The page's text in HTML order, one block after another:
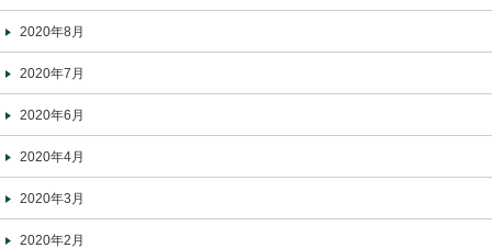
2020年8月
2020年7月
2020年6月
2020年4月
2020年3月
2020年2月